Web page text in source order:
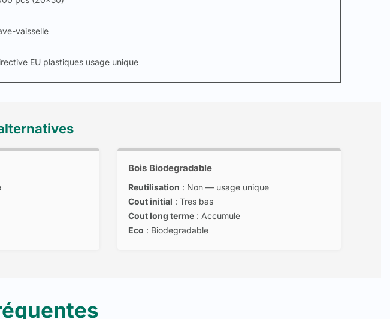
vaisselle
EU plastiques usage unique
Bois Biodegradable
Reutilisation : Non — usage unique
Cout initial : Tres bas
Cout long terme: Accumule
Eco : Biodegradable